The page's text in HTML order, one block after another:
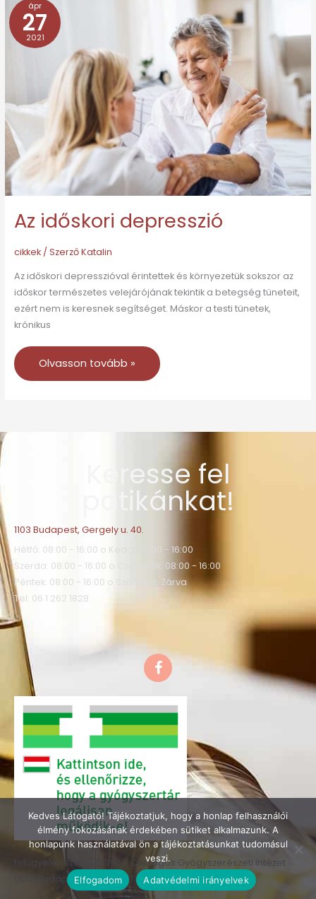
ápr
27
2021
Az időskori depresszió
cikkek/ SzerzőKatalin
Az időskori depresszióval érintettek és környezetük sokszor az
időskor természetes velejárójának tekintik a betegség tüneteit,
ezért nem is keresnek segítséget. Máskor a testi tünetek,
krónikus
Az
időskori
depresszió
Olvasson tovább »
Keresse fel
patikánkat!
1103 Budapest, Gergely u. 40.
Hétfő: 08:00 - 16:00 o Kedd: 08:00 - 16:00
Szerda: 08:00 - 16:00 o Csütörtök: 08:00 - 16:00
Péntek: 08:00 - 16:00 o Szombat: Zárva
Tel: 06 1 262 1828
a
c
e
b
o
o
k
felügyeleti szerv : OGYÉI – Országos Gyógyszerészeti Intézet
(1051 Budapest, Zrínyi u.3. Tel.: 06-1-886-9300)
Kedves Látogató! Tájékoztatjuk, hogy a honlap felhasználói
élmény fokozásának érdekében sütiket alkalmazunk. A
honlapunk használatával ön a tájékoztatásunkat tudomásul
veszi.
Elfogadom
Adatvédelmi irányelvek